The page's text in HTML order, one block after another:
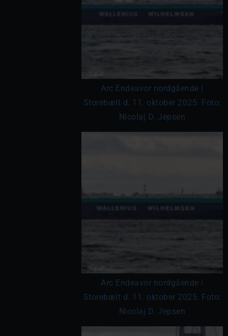
Arc Endeavor nordgående i
Storebælt d. 11. oktober 2025. Foto:
Nicolaj D. Jepsen
Arc Endeavor nordgående i
Storebælt d. 11. oktober 2025. Foto:
Nicolaj D. Jepsen